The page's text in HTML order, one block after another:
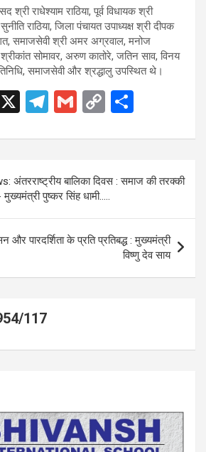
श्री राधेश्याम राठिया, पूर्व विधायक श्री
राठिया, जिला पंचायत उपाध्यक्ष श्री दीपक
समाजसेवी श्री अमर अग्रवाल, मनोज
सोमावर, अरुण कातोरे, जतिन साव, विनय
समाजसेवी और श्रद्धालु उपस्थित थे।
W
X
T
e
gr
a
m
G
ail
C
py
n
k
ar
अंतरराष्ट्रीय बालिका दिवस : समाज की तरक्की
मुख्यमंत्री पुष्कर सिंह धामी…..
और पारदर्शिता के प्रति प्रतिबद्ध : मुख्यमंत्री
विष्णु देव साय
117